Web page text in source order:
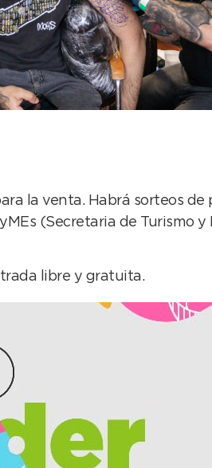
la venta. Habrá sorteos de
(Secretaria de Turismo y
libre y gratuita.